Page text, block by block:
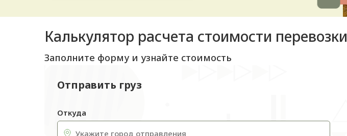
Калькулятор расчета стоимости перевозки
Заполните форму и узнайте стоимость
Отправить груз
Откуда